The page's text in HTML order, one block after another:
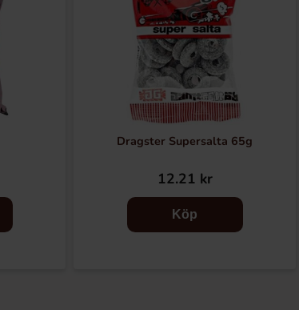
Dragster Supersalta 65g
12.21 kr
Köp